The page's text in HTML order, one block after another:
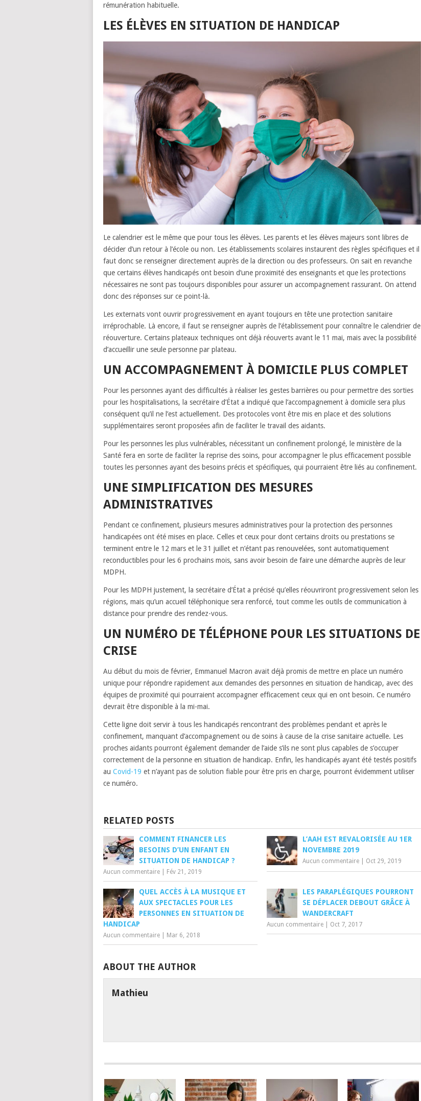
rémunération habituelle.
LES ÉLÈVES EN SITUATION DE HANDICAP
Le calendrier est le même que pour tous les élèves. Les parents et les élèves majeurs sont libres de
décider d’un retour à l’école ou non. Les établissements scolaires instaurent des règles spécifiques et il
faut donc se renseigner directement auprès de la direction ou des professeurs. On sait en revanche
que certains élèves handicapés ont besoin d’une proximité des enseignants et que les protections
nécessaires ne sont pas toujours disponibles pour assurer un accompagnement rassurant. On attend
donc des réponses sur ce point-là.
Les externats vont ouvrir progressivement en ayant toujours en tête une protection sanitaire
irréprochable. Là encore, il faut se renseigner auprès de l’établissement pour connaître le calendrier de
réouverture. Certains plateaux techniques ont déjà réouverts avant le 11 mai, mais avec la possibilité
d’accueillir une seule personne par plateau.
UN ACCOMPAGNEMENT À DOMICILE PLUS COMPLET
Pour les personnes ayant des difficultés à réaliser les gestes barrières ou pour permettre des sorties
pour les hospitalisations, la secrétaire d’État a indiqué que l’accompagnement à domicile sera plus
conséquent qu’il ne l’est actuellement. Des protocoles vont être mis en place et des solutions
supplémentaires seront proposées afin de faciliter le travail des aidants.
Pour les personnes les plus vulnérables, nécessitant un confinement prolongé, le ministère de la
Santé fera en sorte de faciliter la reprise des soins, pour accompagner le plus efficacement possible
toutes les personnes ayant des besoins précis et spécifiques, qui pourraient être liés au confinement.
UNE SIMPLIFICATION DES MESURES
ADMINISTRATIVES
Pendant ce confinement, plusieurs mesures administratives pour la protection des personnes
handicapées ont été mises en place. Celles et ceux pour dont certains droits ou prestations se
terminent entre le 12 mars et le 31 juillet et n’étant pas renouvelées, sont automatiquement
reconductibles pour les 6 prochains mois, sans avoir besoin de faire une démarche auprès de leur
MDPH.
Pour les MDPH justement, la secrétaire d’État a précisé qu’elles réouvriront progressivement selon les
régions, mais qu’un accueil téléphonique sera renforcé, tout comme les outils de communication à
distance pour prendre des rendez-vous.
UN NUMÉRO DE TÉLÉPHONE POUR LES SITUATIONS DE
CRISE
Au début du mois de février, Emmanuel Macron avait déjà promis de mettre en place un numéro
unique pour répondre rapidement aux demandes des personnes en situation de handicap, avec des
équipes de proximité qui pourraient accompagner efficacement ceux qui en ont besoin. Ce numéro
devrait être disponible à la mi-mai.
Cette ligne doit servir à tous les handicapés rencontrant des problèmes pendant et après le
confinement, manquant d’accompagnement ou de soins à cause de la crise sanitaire actuelle. Les
proches aidants pourront également demander de l’aide s’ils ne sont plus capables de s’occuper
correctement de la personne en situation de handicap. Enfin, les handicapés ayant été testés positifs
au Covid-19 et n’ayant pas de solution fiable pour être pris en charge, pourront évidemment utiliser
ce numéro.
RELATED POSTS
COMMENT FINANCER LES
BESOINS D’UN ENFANT EN
SITUATION DE HANDICAP ?
Aucun commentaire Fév 21, 2019
L’AAH EST REVALORISÉE AU 1ER
NOVEMBRE 2019
Aucun commentaire Oct 29, 2019
QUEL ACCÈS À LA MUSIQUE ET
AUX SPECTACLES POUR LES
PERSONNES EN SITUATION DE
HANDICAP
Aucun commentaire Mar 6, 2018
LES PARAPLÉGIQUES POURRONT
SE DÉPLACER DEBOUT GRÂCE À
WANDERCRAFT
Aucun commentaire Oct 7, 2017
ABOUT THE AUTHOR
Mathieu